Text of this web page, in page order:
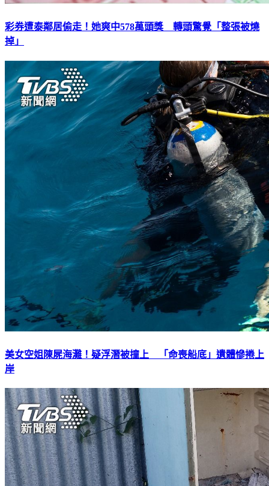
彩券遭泰鄰居偷走！她爽中578萬頭獎 轉頭驚覺「整張被燒
掉」
美女空姐陳屍海灘！疑浮潛被撞上 「命喪船底」遺體慘捲上
岸